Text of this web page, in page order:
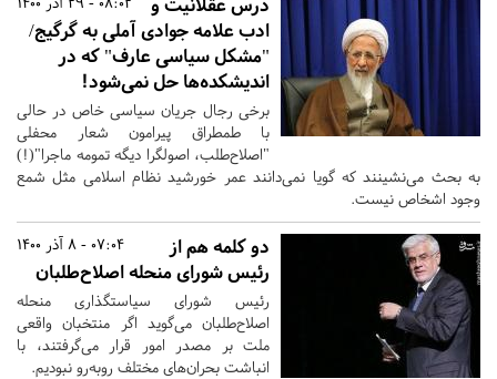
ادب علامه جوادی آملی به گرگیج/
"مشکل سیاسی عارف" که در
اندیشکده‌ها حل نمی‌شود!
برخی رجال جریان سیاسی خاص در حالی
با طمطراق پیرامون شعار محفلی
"اصلاح‌طلب، اصولگرا دیگه تمومه ماجرا"(!)
به بحث می‌نشینند که گویا نمی‌دانند عمر خورشید نظام اسلامی مثل شمع
وجود اشخاص نیست.
07:04 - 8 آذر 1400
دو کلمه هم از
رئیس شورای منحله اصلاح‌طلبان
رئیس شورای سیاستگذاری منحله
اصلاح‌طلبان می‌گوید اگر منتخبان واقعی
ملت بر مصدر امور قرار می‌گرفتند، با
انباشت بحران‌های مختلف روبه‌رو نبودیم.